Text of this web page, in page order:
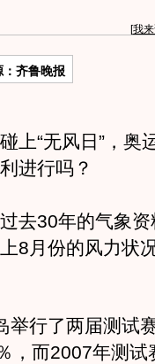
[我
：齐鲁晚报
“无风日”，奥
进行吗？
30年的气象资
8月份的风力状
举行了两届测试
，而2007年测试